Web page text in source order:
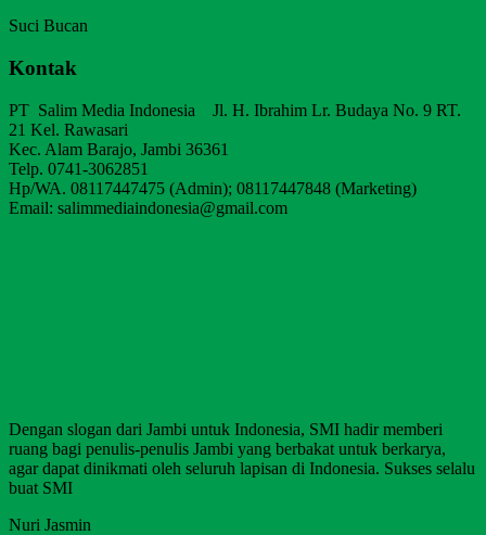
Suci Bucan
Kontak
PT Salim Media Indonesia Jl. H. Ibrahim Lr. Budaya No. 9 RT.
21 Kel. Rawasari
Kec. Alam Barajo, Jambi 36361
Telp. 0741-3062851
Hp/WA. 08117447475 (Admin); 08117447848 (Marketing)
Email: salimmediaindonesia@gmail.com
Dengan slogan dari Jambi untuk Indonesia, SMI hadir memberi
ruang bagi penulis-penulis Jambi yang berbakat untuk berkarya,
agar dapat dinikmati oleh seluruh lapisan di Indonesia. Sukses selalu
buat SMI
Nuri Jasmin